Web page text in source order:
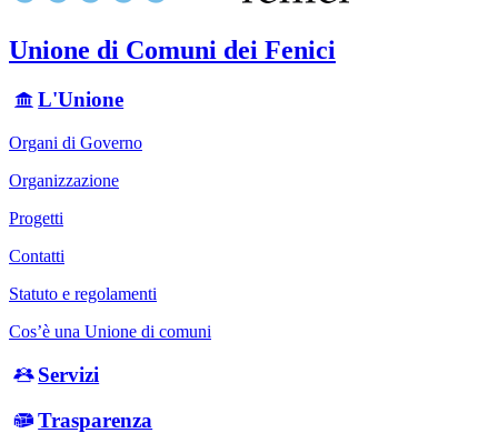
Unione di Comuni dei Fenici
L'Unione
Organi di Governo
Organizzazione
Progetti
Contatti
Statuto e regolamenti
Cos’è una Unione di comuni
Servizi
Trasparenza